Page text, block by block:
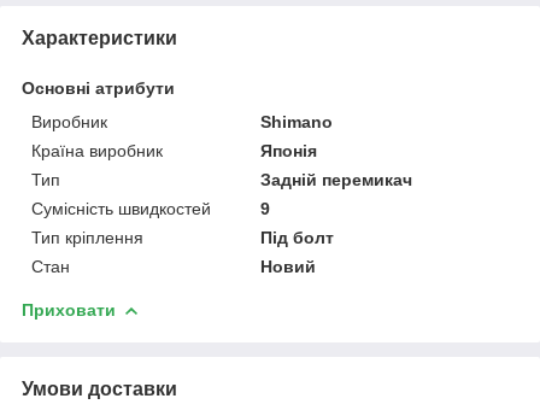
Характеристики
Основні атрибути
Виробник
Shimano
Країна виробник
Японія
Тип
Задній перемикач
Сумісність швидкостей
9
Тип кріплення
Під болт
Стан
Новий
Приховати
Умови доставки